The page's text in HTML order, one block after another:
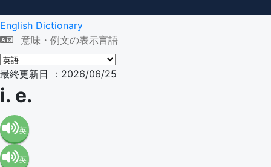
English Dictionary
意味・例文の表示言語
最終更新日 ：2026/06/25
i. e.
英
語（米
英